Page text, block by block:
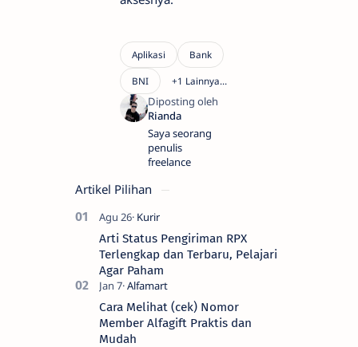
Saya seorang
penulis
freelance
Artikel Pilihan
Arti Status Pengiriman RPX
Terlengkap dan Terbaru, Pelajari
Agar Paham
Cara Melihat (cek) Nomor
Member Alfagift Praktis dan
Mudah